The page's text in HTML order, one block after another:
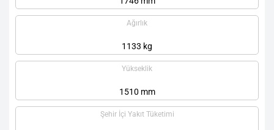
Ağırlık
1133 kg
Yükseklik
1510 mm
Şehir İçi Yakıt Tüketimi